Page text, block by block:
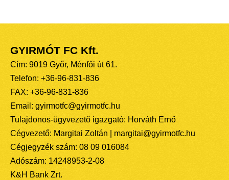
GYIRMÓT FC Kft.
Cím: 9019 Győr, Ménfői út 61.
Telefon: +36-96-831-836
FAX: +36-96-831-836
Email: gyirmotfc@gyirmotfc.hu
Tulajdonos-ügyvezető igazgató: Horváth Ernő
Cégvezető: Margitai Zoltán | margitai@gyirmotfc.hu
Cégjegyzék szám: 08 09 016084
Adószám: 14248953-2-08
K&H Bank Zrt.